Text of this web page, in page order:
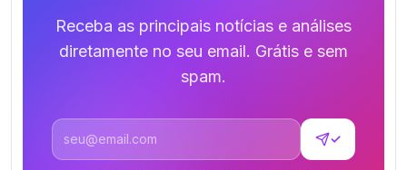
Receba as principais notícias e análises
diretamente no seu email. Grátis e sem
spam.
Endereço de email
✓